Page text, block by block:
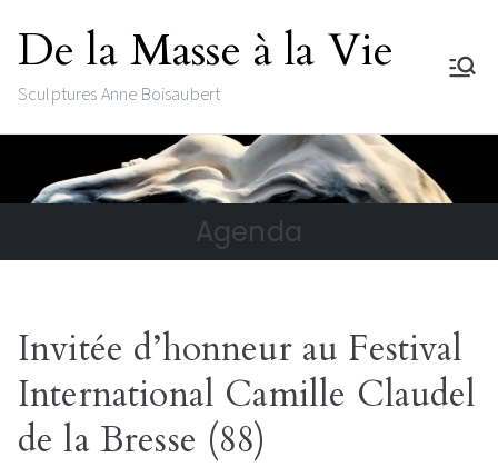
De la Masse à la Vie
Sculptures Anne Boisaubert
Agenda
Invitée d’honneur au Festival
International Camille Claudel
de la Bresse (88)